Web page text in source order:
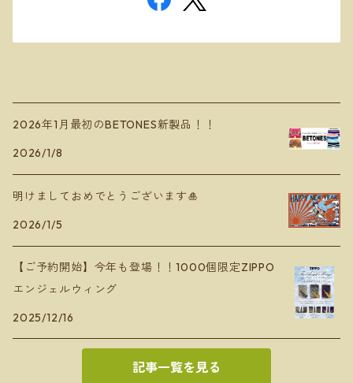
2026年1月最初のBETONES新製品！！
2026/1/8
明けましておめでとうございます🎍
2026/1/5
【ご予約開始】今年も登場！！1000個限定ZIPPO
エンジェルウィング
2025/12/16
記事一覧を見る